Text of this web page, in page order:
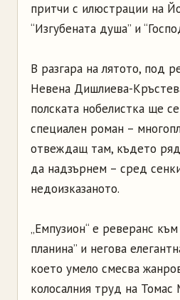
притчи с илюстрации на
“Изгубената душа” и
В разгара на лятото, под
Невена Дишлиева-
полската нобелистка ще
специален роман –
отвеждащ там, където
да надзърнем – сред
недоизказаното.
„Емпузион“ е реверанс
планина” и негова
което умело смесва
колосалния труд на Томас